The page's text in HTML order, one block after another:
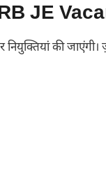
JE
नियुक्तियां की जाएंगी।